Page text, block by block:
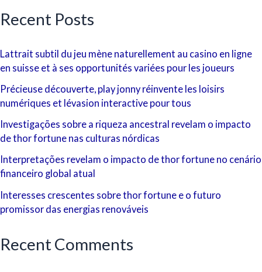
Recent Posts
Lattrait subtil du jeu mène naturellement au casino en ligne
en suisse et à ses opportunités variées pour les joueurs
Précieuse découverte, play jonny réinvente les loisirs
numériques et lévasion interactive pour tous
Investigações sobre a riqueza ancestral revelam o impacto
de thor fortune nas culturas nórdicas
Interpretações revelam o impacto de thor fortune no cenário
financeiro global atual
Interesses crescentes sobre thor fortune e o futuro
promissor das energias renováveis
Recent Comments